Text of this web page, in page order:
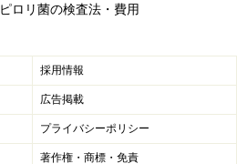
ピロリ菌の検査法・費用
採用情報
広告掲載
プライバシーポリシー
著作権・商標・免責